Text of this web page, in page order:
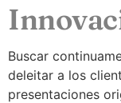
Buscar
deleitar a los
presentaciones